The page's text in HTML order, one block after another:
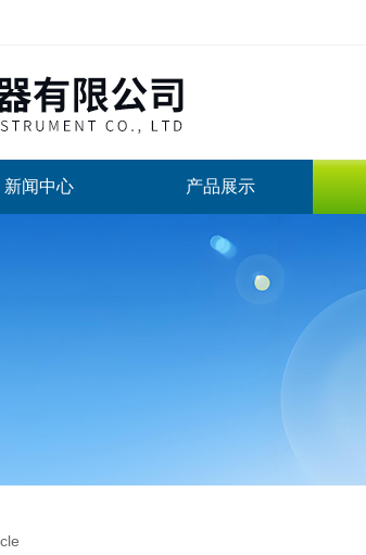
新闻中心 产品展示